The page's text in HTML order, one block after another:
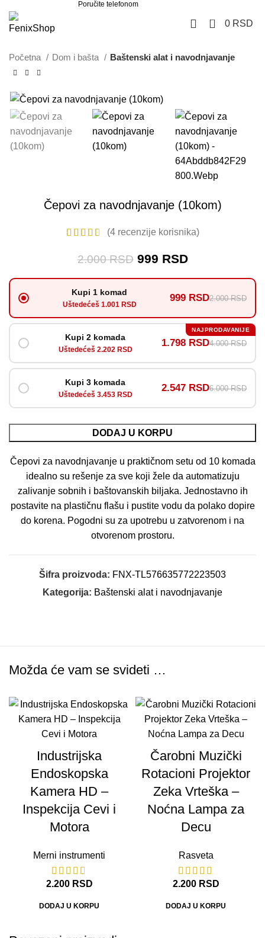
Poručite telefonom
0 0 RSD
Početna Dom i bašta Baštenski alat i navodnjavanje
Čepovi za navodnjavanje (10kom)
(4recenzije korisnika)
2.000RSD 999 RSD
Kupi 1 komad
Uštedećeš 1.001 RSD
999 RSD2.000 RSD
Kupi 2 komada
Uštedećeš 2.202 RSD
1.798 RSD4.000 RSD
NAJPRODAVANIJE
Kupi 3 komada
Uštedećeš 3.453 RSD
2.547 RSD6.000 RSD
DODAJ U KORPU
Čepovi za navodnjavanje u praktičnom setu od 10 komada
idealno su rešenje za sve koji žele da automatizuju
zalivanje sobnih i baštovanskih biljaka. Jednostavno ih
postavite na plastičnu flašu i pustite vodu da polako dopire
do korena. Pogodni su za upotrebu u zatvorenom i na
otvorenom prostoru.
Šifra proizvoda: FNX-TL576635772223503
Kategorija: Baštenski alat i navodnjavanje
Možda će vam se svideti …
Industrijska
Endoskopska
Kamera HD –
Inspekcija Cevi i
Motora
Merni instrumenti
2.200 RSD
DODAJ U KORPU
Čarobni Muzički
Rotacioni Projektor
Zeka Vrteška –
Noćna Lampa za
Decu
Rasveta
2.200 RSD
DODAJ U KORPU